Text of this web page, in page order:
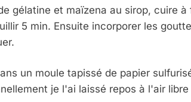
gélatine et maïzena au sirop, cuire
5 min. Ensuite incorporer les
un moule tapissé de papier
je l'ai laissé repos à l'air